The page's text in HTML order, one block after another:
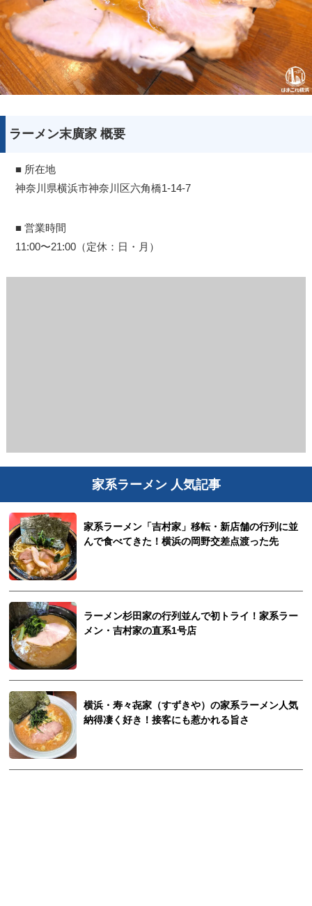
ラーメン末廣家 概要
■ 所在地
神奈川県横浜市神奈川区六角橋1-14-7
■ 営業時間
11:00〜21:00（定休：日・月）
家系ラーメン 人気記事
家系ラーメン「吉村家」移転・新店舗の行列に並
んで食べてきた！横浜の岡野交差点渡った先
ラーメン杉田家の行列並んで初トライ！家系ラー
メン・吉村家の直系1号店
横浜・寿々㐂家（すずきや）の家系ラーメン人気
納得凄く好き！接客にも惹かれる旨さ